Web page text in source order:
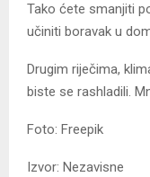
Tako ćete smanjiti
učiniti boravak u
Drugim riječima,
biste se rashladili.
Foto: Freepik
Izvor: Nezavisne